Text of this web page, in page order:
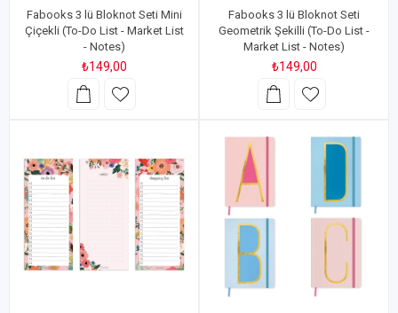
Fabooks 3 lü Bloknot Seti Mini
Çiçekli (To-Do List - Market List
- Notes)
₺149,00
Fabooks 3 lü Bloknot Seti
Geometrik Şekilli (To-Do List -
Market List - Notes)
₺149,00